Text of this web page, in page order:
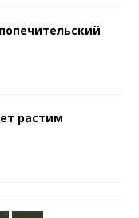
растим